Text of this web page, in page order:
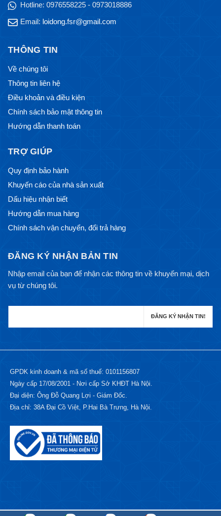
Hotline: 0976558225 - 0973018886
Email: loidong.fsr@gmail.com
THÔNG TIN
Về chúng tôi
Thông tin liên hệ
Điều khoản và điều kiện
Chính sách bảo mật thông tin
Hướng dẫn thanh toán
TRỢ GIÚP
Quy định bảo hành
Khuyến cáo của nhà sản xuất
Dấu hiệu nhận biết
Hướng dẫn mua hàng
Chính sách vận chuyển, đổi trả hàng
ĐĂNG KÝ NHẬN BẢN TIN
Nhập email của bạn để nhận các thông tin về khuyến mại, dịch
vụ từ chúng tôi.
GPDK kinh doanh & mã số thuế: 0101156807
Ngày cấp 17/08/2001 - Nơi cấp Sở KHĐT Hà Nội.
Đại diện: Ông Đỗ Quang Lợi - Giám Đốc.
Địa chỉ: 38A Đại Cồ Việt, P.Hai Bà Trưng, Hà Nội.